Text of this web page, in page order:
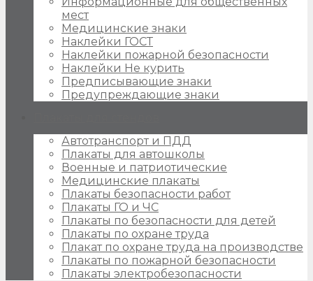
мест
Медицинские знаки
Наклейки ГОСТ
Наклейки пожарной безопасности
Наклейки Не курить
Предписывающие знаки
Предупреждающие знаки
Автотранспорт и ПДД
Плакаты для автошколы
Военные и патриотические
Медицинские плакаты
Плакаты безопасности работ
Плакаты ГО и ЧС
Плакаты по безопасности для детей
Плакаты по охране труда
Плакат по охране труда на производстве
Плакаты по пожарной безопасности
Плакаты электробезопасности